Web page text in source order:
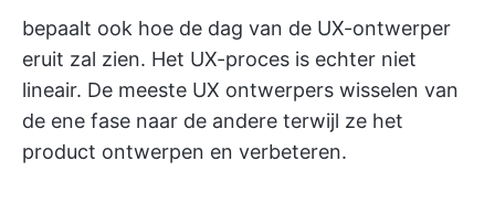
bepaalt ook hoe de dag van de UX-ontwerper
eruit zal zien. Het UX-proces is echter niet
lineair. De meeste UX ontwerpers wisselen van
de ene fase naar de andere terwijl ze het
product ontwerpen en verbeteren.